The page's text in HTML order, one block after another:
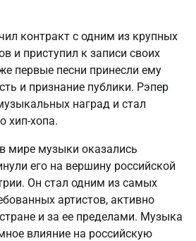
контракт с одним из крупных
и приступил к записи своих
первые песни принесли ему
и признание публики. Рэпер
наград и стал
хип-хопа.
мире музыки оказались
его на вершину российской
Он стал одним из самых
артистов, активно
и за ее пределами. Музыка
влияние на российскую